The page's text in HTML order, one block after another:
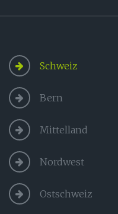
Schweiz
Bern
Mittelland
Nordwest
Ostschweiz